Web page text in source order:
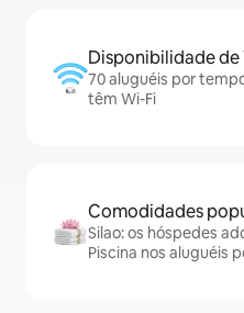
Disponibilidade de
70 aluguéis por
têm Wi-Fi
Comodidades
Silao: os hóspedes
Piscina nos aluguéis